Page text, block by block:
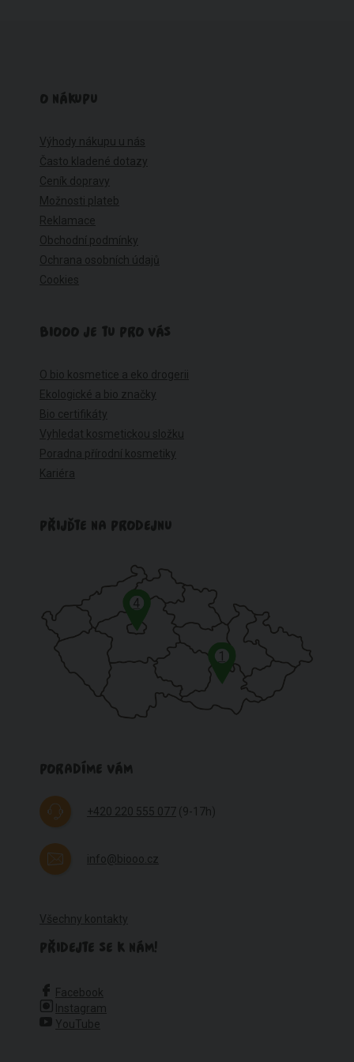
O NÁKUPU
Výhody nákupu u nás
Často kladené dotazy
Ceník dopravy
Možnosti plateb
Reklamace
Obchodní podmínky
Ochrana osobních údajů
Cookies
BIOOO JE TU PRO VÁS
O bio kosmetice a eko drogerii
Ekologické a bio značky
Bio certifikáty
Vyhledat kosmetickou složku
Poradna přírodní kosmetiky
Kariéra
PŘIJĎTE NA PRODEJNU
1
4
PORADÍME VÁM
+420 220 555 077 (9-17h)
info@biooo.cz
Všechny kontakty
PŘIDEJTE SE K NÁM!
Facebook
Instagram
YouTube